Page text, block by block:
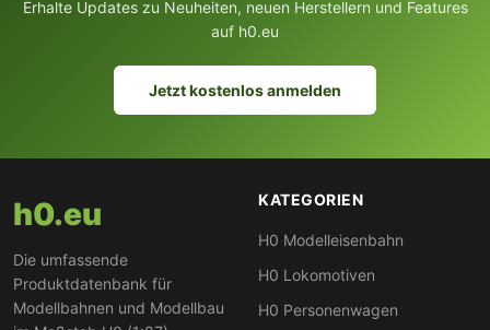
Erhalte Updates zu Neuheiten, neuen Herstellern und Features
auf h0.eu
Jetzt kostenlos anmelden
h0.eu
Die umfassende
Produktdatenbank für
Modellbahnen und Modellbau
KATEGORIEN
H0 Modelleisenbahn
H0 Lokomotiven
H0 Personenwagen